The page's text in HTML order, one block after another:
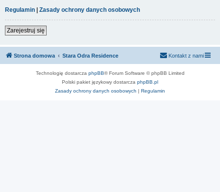
Regulamin | Zasady ochrony danych osobowych
Zarejestruj się
Strona domowa Stara Odra Residence Kontakt z nami
Technologię dostarcza phpBB® Forum Software © phpBB Limited
Polski pakiet językowy dostarcza phpBB.pl
Zasady ochrony danych osobowych | Regulamin